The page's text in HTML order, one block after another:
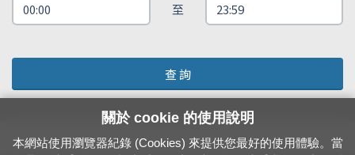
至
查 詢
關於 cookie 的使用說明
本網站使用瀏覽器紀錄 (Cookies) 來提供您最好的使用體驗。當